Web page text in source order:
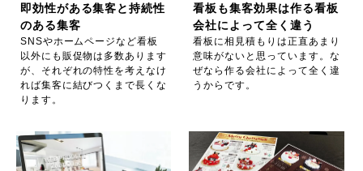
即効性がある集客と持続性
のある集客
SNSやホームページなど看板
以外にも販促物は多数あります
が、それぞれの特性を考えなけ
れば集客に結びつくまで長くな
ります。
看板も集客効果は作る看板
会社によって全く違う
看板に相見積もりは正直あまり
意味がないと思っています。な
ぜなら作る会社によって全く違
うからです。